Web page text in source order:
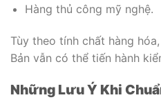
Hàng thủ công mỹ nghệ.
Tùy theo tính chất hàng
Bản vẫn có thể tiến hành
Những Lưu Ý Khi